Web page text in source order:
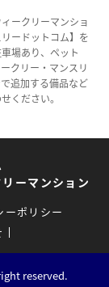
ークリーマンショ
ードットコム】を
場あり、ペット
クリー・マンスリ
追加する備品など
ください。
ーマンション
ーポリシー
reserved.